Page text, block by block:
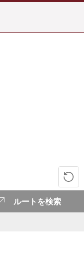
ルートを検索